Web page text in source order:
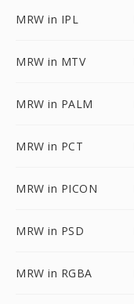
MRW in IPL
MRW in MTV
MRW in PALM
MRW in PCT
MRW in PICON
MRW in PSD
MRW in RGBA